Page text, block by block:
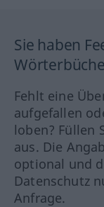
Sie haben
Fehlt eine
aufgefallen
loben? Füllen
aus. Die
optional und
Datenschutz
Anfrage.